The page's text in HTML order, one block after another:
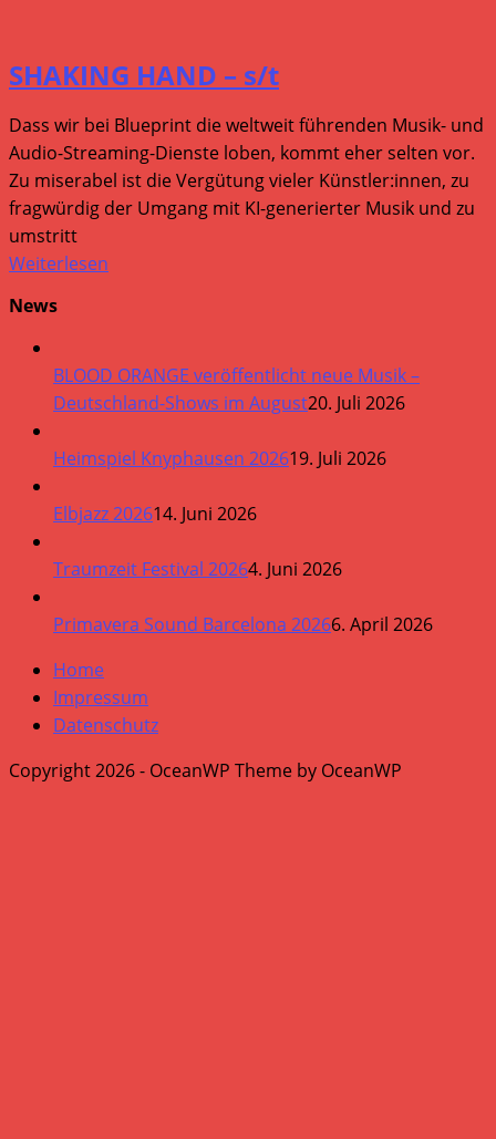
SHAKING HAND – s/t
Dass wir bei Blueprint die weltweit führenden Musik- und
Audio-Streaming-Dienste loben, kommt eher selten vor.
Zu miserabel ist die Vergütung vieler Künstler:innen, zu
fragwürdig der Umgang mit KI-generierter Musik und zu
umstritt
Weiterlesen
News
BLOOD ORANGE veröffentlicht neue Musik –
Deutschland-Shows im August20. Juli 2026
Heimspiel Knyphausen 202619. Juli 2026
Elbjazz 202614. Juni 2026
Traumzeit Festival 20264. Juni 2026
Primavera Sound Barcelona 20266. April 2026
Home
Impressum
Datenschutz
Copyright 2026 - OceanWP Theme by OceanWP